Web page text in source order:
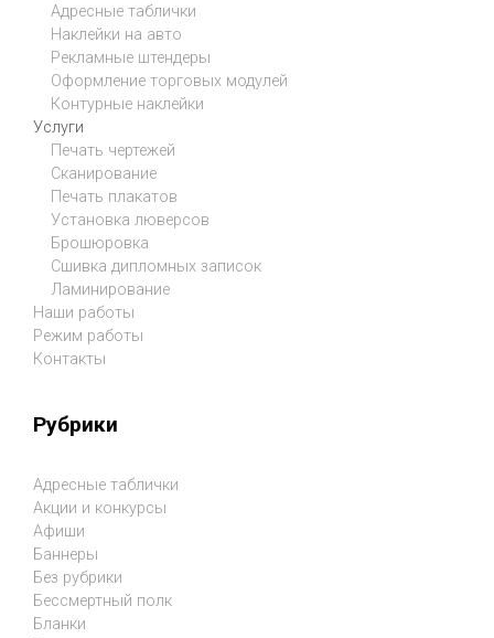
Адресные таблички
Наклейки на авто
Рекламные штендеры
Оформление торговых модулей
Контурные наклейки
Услуги
Печать чертежей
Сканирование
Печать плакатов
Установка люверсов
Брошюровка
Сшивка дипломных записок
Ламинирование
Наши работы
Режим работы
Контакты
Рубрики
Адресные таблички
Акции и конкурсы
Афиши
Баннеры
Без рубрики
Бессмертный полк
Бланки